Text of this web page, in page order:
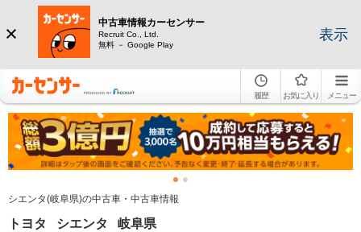
中古車情報カーセンサー
Recruit Co., Ltd.
無料 － Google Play
表示
履歴 お気に入り メニュー
シエンタ(岐阜県)の中古車・中古車情報
トヨタ シエンタ 岐阜県